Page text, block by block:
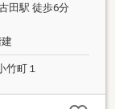
田駅 徒歩6分
竹町１